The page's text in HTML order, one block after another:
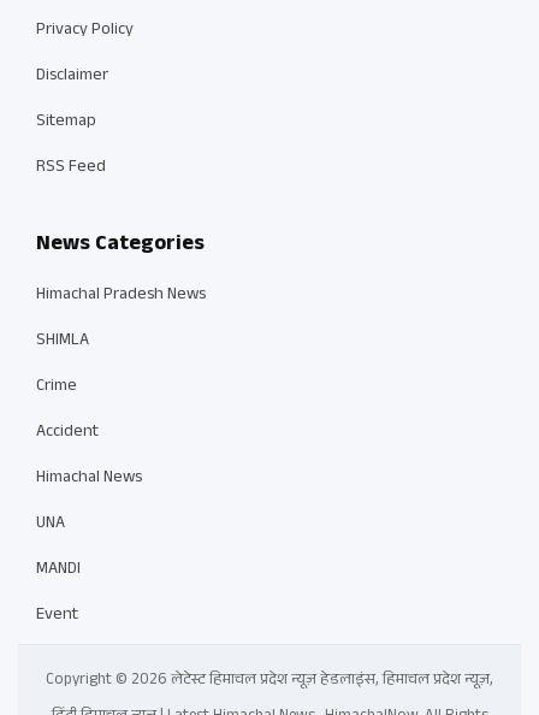
Privacy Policy
Disclaimer
Sitemap
RSS Feed
News Categories
Himachal Pradesh News
SHIMLA
Crime
Accident
Himachal News
UNA
MANDI
Event
Copyright © 2026 लेटेस्ट हिमाचल प्रदेश न्यूज़ हेडलाइंस, हिमाचल प्रदेश न्यूज़,